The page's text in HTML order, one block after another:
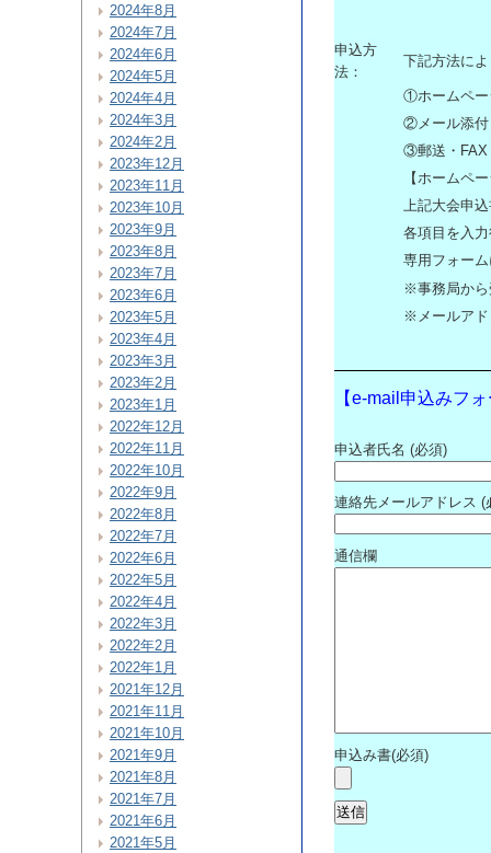
申込方
法：
下記方法に
①ホームペー
②メール添付
③郵送・FAX
【ホームペ
上記大会申
各項目を入
専用フォー
※事務局から
※メールアド
【e-mail申込みフ
申込者氏名 (必須)
連絡先メールアドレス (
通信欄
申込み書(必須)
2024年8月
2024年7月
2024年6月
2024年5月
2024年4月
2024年3月
2024年2月
2023年12月
2023年11月
2023年10月
2023年9月
2023年8月
2023年7月
2023年6月
2023年5月
2023年4月
2023年3月
2023年2月
2023年1月
2022年12月
2022年11月
2022年10月
2022年9月
2022年8月
2022年7月
2022年6月
2022年5月
2022年4月
2022年3月
2022年2月
2022年1月
2021年12月
2021年11月
2021年10月
2021年9月
2021年8月
2021年7月
2021年6月
2021年5月